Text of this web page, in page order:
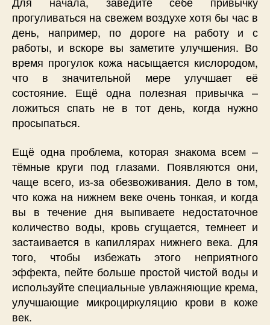
прогуливаться на свежем воздухе хотя бы час в
день, например, по дороге на работу и с
работы, и вскоре вы заметите улучшения. Во
время прогулок кожа насыщается кислородом,
что в значительной мере улучшает её
состояние. Ещё одна полезная привычка –
ложиться спать не в тот день, когда нужно
просыпаться.
Ещё одна проблема, которая знакома всем –
тёмные круги под глазами. Появляются они,
чаще всего, из-за обезвоживания. Дело в том,
что кожа на нижнем веке очень тонкая, и когда
вы в течение дня выпиваете недостаточное
количество воды, кровь сгущается, темнеет и
застаивается в капиллярах нижнего века. Для
того, чтобы избежать этого неприятного
эффекта, пейте больше простой чистой воды и
используйте специальные увлажняющие крема,
улучшающие микроциркуляцию крови в коже
век.